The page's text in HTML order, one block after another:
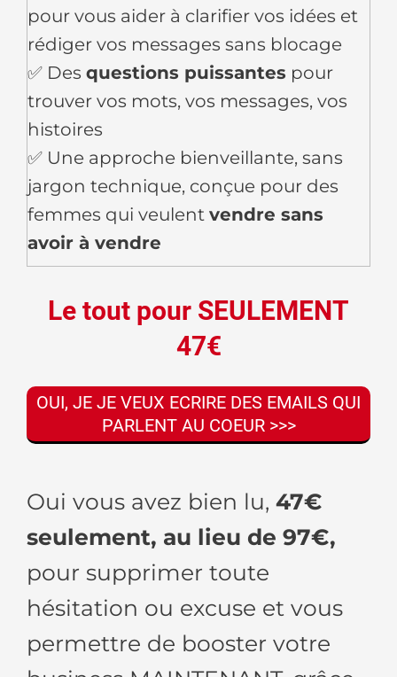
pour vous aider à clarifier vos idées et
rédiger vos messages sans blocage
✅ Des questions puissantes pour
trouver vos mots, vos messages, vos
histoires
✅ Une approche bienveillante, sans
jargon technique, conçue pour des
femmes qui veulent vendre sans
avoir à vendre
Le tout pour SEULEMENT
47€
OUI, JE JE VEUX ECRIRE DES EMAILS QUI
PARLENT AU COEUR >>>
Oui vous avez bien lu, 47€
seulement, au lieu de 97€,
pour supprimer toute
hésitation ou excuse et vous
permettre de booster votre